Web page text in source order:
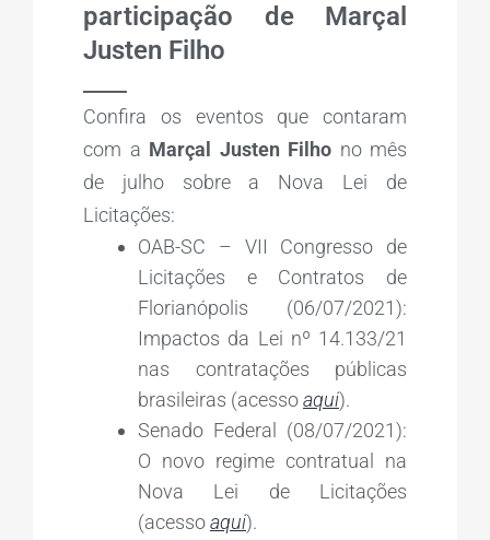
participação de Marçal
Justen Filho
Confira os eventos que contaram
com a Marçal Justen Filho no mês
de julho sobre a Nova Lei de
Licitações:
OAB-SC – VII Congresso de
Licitações e Contratos de
Florianópolis (06/07/2021):
Impactos da Lei nº 14.133/21
nas contratações públicas
brasileiras (acessoaqui).
Senado Federal (08/07/2021):
O novo regime contratual na
Nova Lei de Licitações
(acessoaqui).